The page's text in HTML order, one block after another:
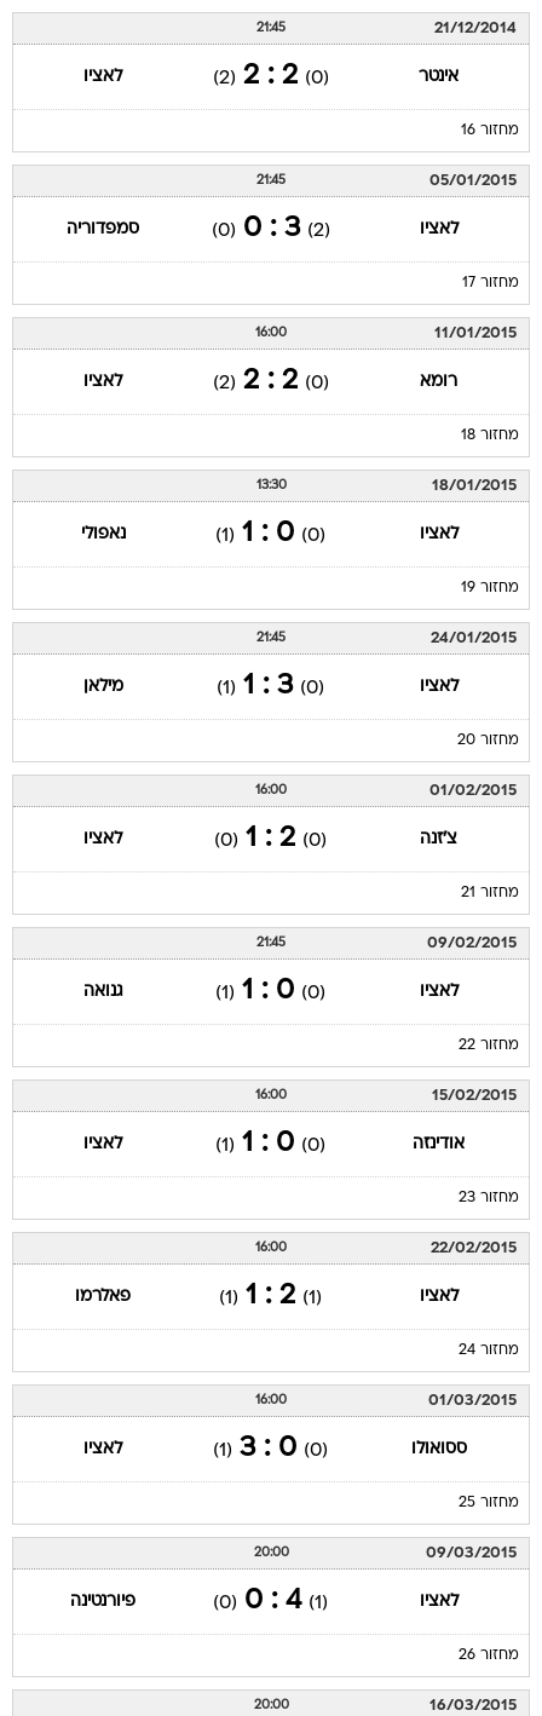
21/12/2014
21:45
אינטר (0)
2 : 2
(2) לאציו
מחזור 16
05/01/2015
21:45
לאציו (2)
3 : 0
(0) סמפדוריה
מחזור 17
11/01/2015
16:00
רומא (0)
2 : 2
(2) לאציו
מחזור 18
18/01/2015
13:30
לאציו (0)
0 : 1
(1) נאפולי
מחזור 19
24/01/2015
21:45
לאציו (0)
3 : 1
(1) מילאן
מחזור 20
01/02/2015
16:00
צ'זנה (0)
2 : 1
(0) לאציו
מחזור 21
09/02/2015
21:45
לאציו (0)
0 : 1
(1) גנואה
מחזור 22
15/02/2015
16:00
אודינזה (0)
0 : 1
(1) לאציו
מחזור 23
22/02/2015
16:00
לאציו (1)
2 : 1
(1) פאלרמו
מחזור 24
01/03/2015
16:00
ססואולו (0)
0 : 3
(1) לאציו
מחזור 25
09/03/2015
20:00
לאציו (1)
4 : 0
(0) פיורנטינה
מחזור 26
16/03/2015
20:00